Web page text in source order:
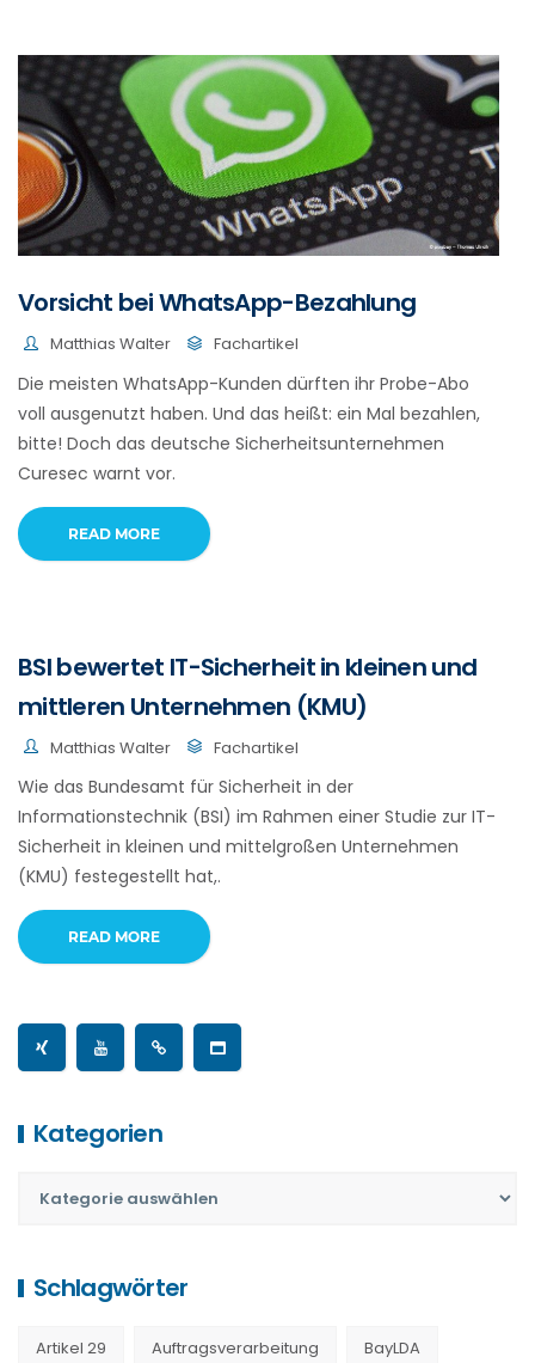
Vorsicht bei WhatsApp-Bezahlung
Matthias Walter Fachartikel
Die meisten WhatsApp-Kunden dürften ihr Probe-Abo
voll ausgenutzt haben. Und das heißt: ein Mal bezahlen,
bitte! Doch das deutsche Sicherheitsunternehmen
Curesec warnt vor.
READ MORE
BSI bewertet IT-Sicherheit in kleinen und
mittleren Unternehmen (KMU)
Matthias Walter Fachartikel
Wie das Bundesamt für Sicherheit in der
Informationstechnik (BSI) im Rahmen einer Studie zur IT-
Sicherheit in kleinen und mittelgroßen Unternehmen
(KMU) festegestellt hat,.
READ MORE
Kategorien
Schlagwörter
Artikel 29 Auftragsverarbeitung BayLDA